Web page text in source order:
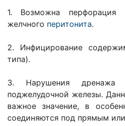
1. Возможна перфорация
желчного перитонита.
2. Инфицирование
типа).
3. Нарушения
поджелудочной железы.
важное значение, в
соединяются под прямым